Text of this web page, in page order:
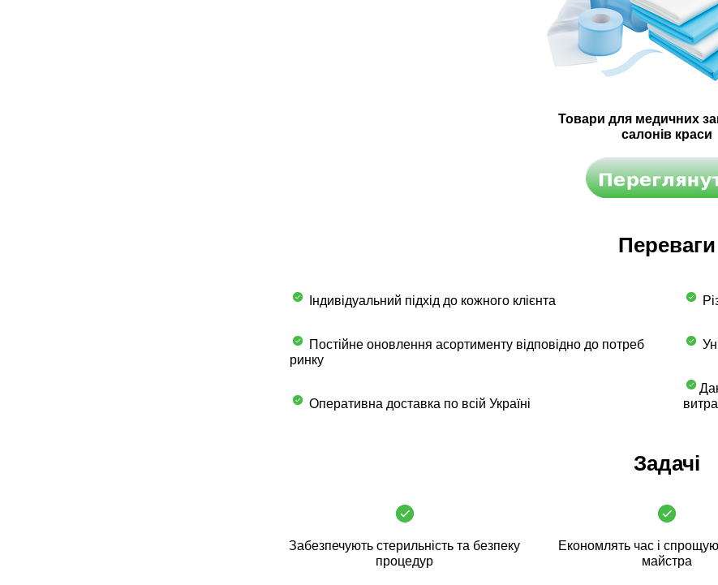
Товари для медичних
салонів краси
Переваги
Індивідуальний підхід до кожного клієнта
Постійне оновлення асортименту відповідно до потреб
ринку
Оперативна доставка по всій Україні
Задачі
Забезпечують стерильність та безпеку
процедур
Економлять час і
майстра